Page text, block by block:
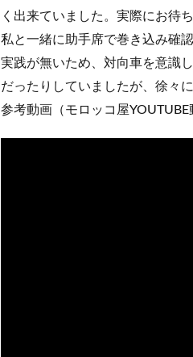
く出来ていました。実際にお待
私と一緒に助手席で巻き込み確
実践が無いため、対向車を意識
だったりしていましたが、徐々
参考動画（モロッコ屋YOUTUBE